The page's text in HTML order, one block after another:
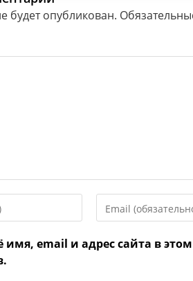
будет опубликован.
свой
адрес,
имя, email и адрес сайта в